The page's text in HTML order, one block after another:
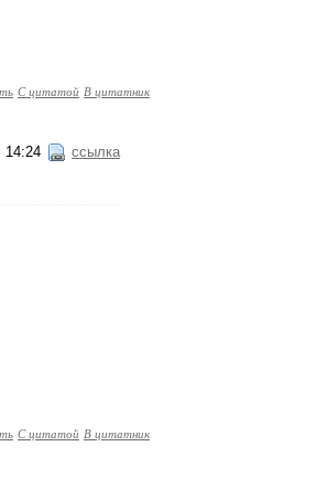
С цитатой В цитатник
14:24 ссылка
С цитатой В цитатник